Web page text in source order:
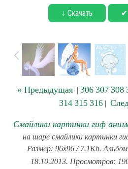
↓ Скачать ✔
« Предыдущая | 306 307 308
314 315 316 |
Смайлики картинки гиф
на шаре смайлики картинки
Размер: 96x96 / 7.1Kb.
18.10.2013. Просмотров: